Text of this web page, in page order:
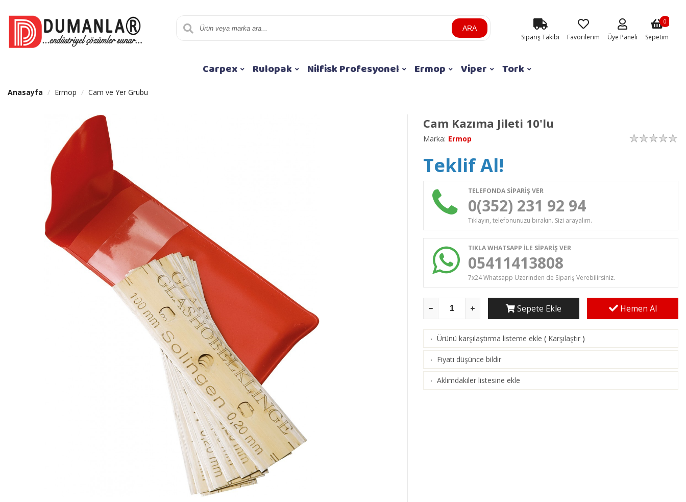
ARA
Sipariş Takibi Favorilerim Üye Paneli Sepetim
0
Carpex Rulopak Nilfisk Profesyonel Ermop Viper Tork
Anasayfa Ermop Cam ve Yer Grubu
Cam Kazıma Jileti 10'lu
Marka: Ermop
Teklif Al!
TELEFONDA SİPARİŞ VER
0(352) 231 92 94
Tıklayın, telefonunuzu bırakın. Sizi arayalım.
TIKLA WHATSAPP İLE SİPARİŞ VER
05411413808
7x24 Whatsapp Üzerinden de Sipariş Verebilirsiniz.
Sepete Ekle Hemen Al
· Ürünü karşılaştırma listeme ekle ( Karşılaştır )
· Fiyatı düşünce bildir
· Aklımdakiler listesine ekle